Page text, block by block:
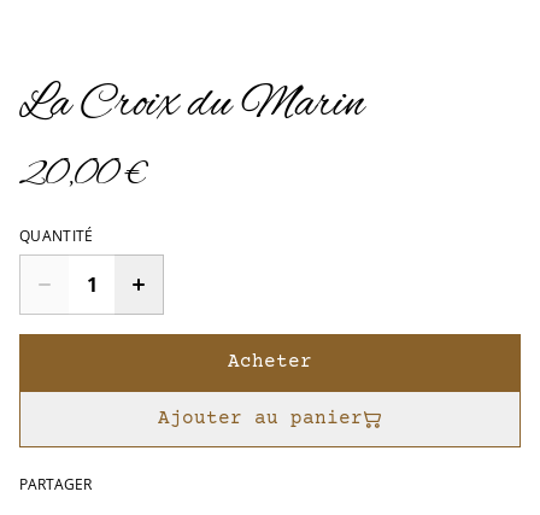
La Croix du Marin
20,00 €
QUANTITÉ
Acheter
Ajouter au panier
PARTAGER